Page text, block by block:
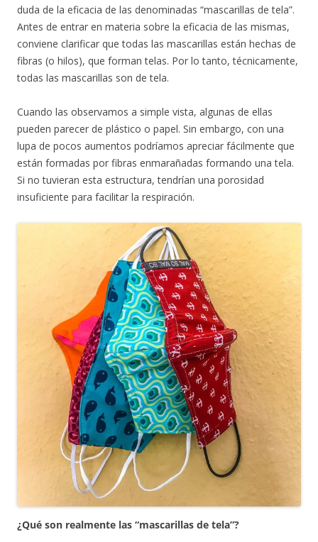
duda de la eficacia de las denominadas “mascarillas de tela”.
Antes de entrar en materia sobre la eficacia de las mismas,
conviene clarificar que todas las mascarillas están hechas de
fibras (o hilos), que forman telas. Por lo tanto, técnicamente,
todas las mascarillas son de tela.
Cuando las observamos a simple vista, algunas de ellas
pueden parecer de plástico o papel. Sin embargo, con una
lupa de pocos aumentos podríamos apreciar fácilmente que
están formadas por fibras enmarañadas formando una tela.
Si no tuvieran esta estructura, tendrían una porosidad
insuficiente para facilitar la respiración.
¿Qué son realmente las “mascarillas de tela”?